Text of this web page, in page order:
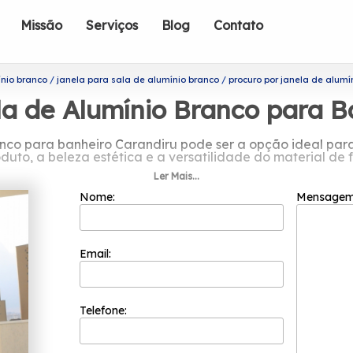
Missão Serviços Blog Contato
branco janela para sala de alumínio branco procuro por janela de
de Alumínio Branco para
para banheiro Carandiru pode ser a opção ideal
a beleza estética e a versatilidade do material de
por janela de alumínio branco
custo benefício para seus clientes porque ela
para que a satisfação de seus clientes seja atingida.
tem a sua organização focada nos resultados
branco para banheiro Carandiru? A Esquadriflex
é possível encontrar: Janela Basculante de
Com nossos serviços você pode encontrar o que
Ler Mais...
Nome:
Email:
Telefone: